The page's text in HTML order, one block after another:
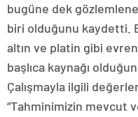
bugüne dek
biri olduğunu kaydetti.
altın ve platin gibi
başlıca kaynağı
Çalışmayla ilgili
“Tahminimizin mevcut